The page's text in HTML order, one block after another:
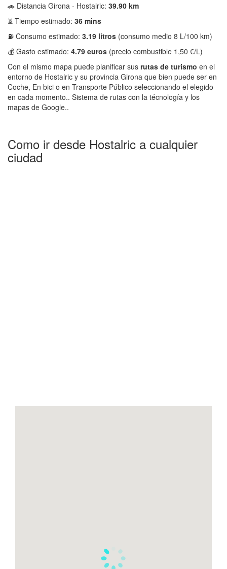
🚗 Distancia Girona - Hostalric: 39.90 km
⏳ Tiempo estimado: 36 mins
⛽ Consumo estimado: 3.19 litros (consumo medio 8 L/100 km)
💰 Gasto estimado: 4.79 euros (precio combustible 1,50 €/L)
Con el mismo mapa puede planificar sus rutas de turismo en el
entorno de Hostalric y su provincia Girona que bien puede ser en
Coche, En bici o en Transporte Público seleccionando el elegido
en cada momento.. Sistema de rutas con la técnología y los
mapas de Google..
Como ir desde Hostalric a cualquier
ciudad